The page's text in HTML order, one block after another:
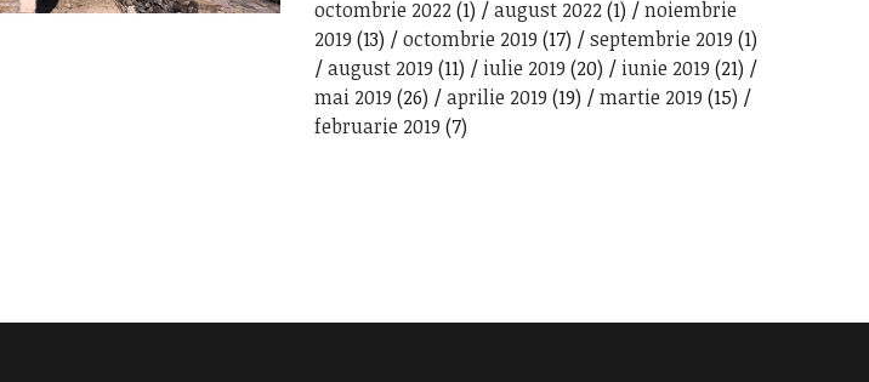
octombrie 2022(1) august 2022(1)
noiembrie
2019 (13) octombrie 2019 (17) septembrie 2019 (1)
august 2019 (11) iulie 2019 (20) iunie 2019 (21)
mai 2019 (26) aprilie 2019 (19) martie 2019 (15)
februarie 2019 (7)